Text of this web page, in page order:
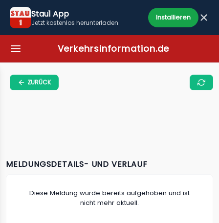
Stau1 App
Jetzt kostenlos herunterladen
Installieren
Verkehrsinformation.de
ZURÜCK
MELDUNGSDETAILS- UND VERLAUF
Diese Meldung wurde bereits aufgehoben und ist
nicht mehr aktuell.